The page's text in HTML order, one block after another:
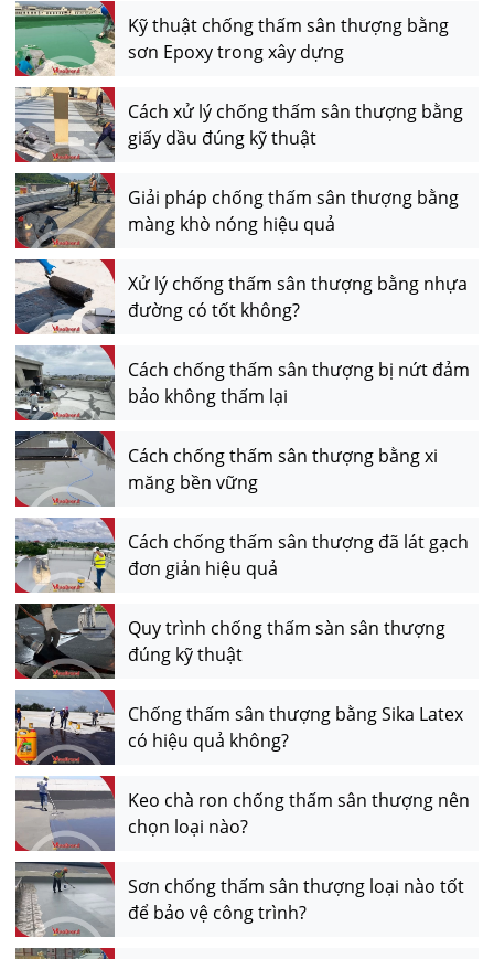
Kỹ thuật chống thấm sân thượng bằng
sơn Epoxy trong xây dựng
Cách xử lý chống thấm sân thượng bằng
giấy dầu đúng kỹ thuật
Giải pháp chống thấm sân thượng bằng
màng khò nóng hiệu quả
Xử lý chống thấm sân thượng bằng nhựa
đường có tốt không?
Cách chống thấm sân thượng bị nứt đảm
bảo không thấm lại
Cách chống thấm sân thượng bằng xi
măng bền vững
Cách chống thấm sân thượng đã lát gạch
đơn giản hiệu quả
Quy trình chống thấm sàn sân thượng
đúng kỹ thuật
Chống thấm sân thượng bằng Sika Latex
có hiệu quả không?
Keo chà ron chống thấm sân thượng nên
chọn loại nào?
Sơn chống thấm sân thượng loại nào tốt
để bảo vệ công trình?